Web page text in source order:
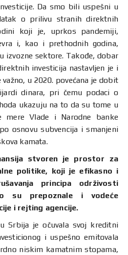
Da smo bili uspešni u
o prilivu stranih direktnih
koji je, uprkos pandemiji,
i, kao i prethodnih godina,
izvozne sektore. Takođe, dobar
investicija nastavljen je i
u 2020. povećana je dobit
dinara, pri čemu podaci o
ukazuju na to da su tome u
mere Vlade i Narodne banke
osnovu subvencija i smanjeni
kamata.
stvoren je prostor za
politike, koji je efikasno i
principa održivosti
su prepoznale i vodeće
i rejting agencije.
Srbija je očuvala svoj kreditni
i uspešno emitovala
niskim kamatnim stopama,